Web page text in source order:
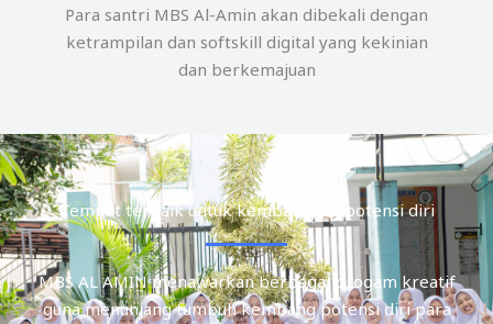
Para santri MBS Al-Amin akan dibekali dengan
ketrampilan dan softskill digital yang kekinian
dan berkemajuan
Tempat terbaik untuk kembangkan potensi diri
MBS AL AMIN menawarkan berbagai progam kreatif
guna menunjang tumbuh kembang potensi diri para